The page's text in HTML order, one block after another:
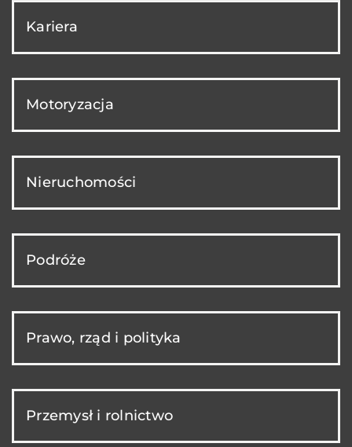
Kariera
Motoryzacja
Nieruchomości
Podróże
Prawo, rząd i polityka
Przemysł i rolnictwo